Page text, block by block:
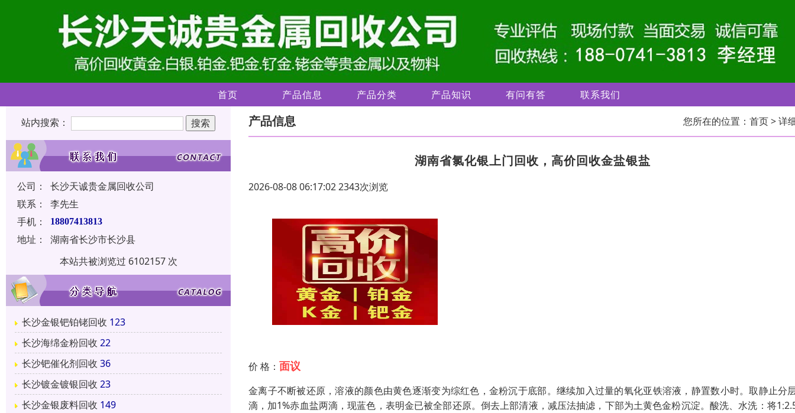
首页 产品信息 产品分类 产品知识 有问有答 联系我们
站内搜索：
公司：
长沙天诚贵金属回收公司
联系：
李先生
手机：
18807413813
地址：
湖南省长沙市长沙县
本站共被浏览过 6102157 次
长沙金银钯铂铑回收 123
长沙海绵金粉回收 22
长沙钯催化剂回收 36
长沙镀金镀银回收 23
长沙金银废料回收 149
产品信息 您所在的位置： 首页> 详
湖南省氯化银上门回收，高价回收金盐银盐
2026-08-08 06:17:02 2343次浏览
价 格： 面议
金离子不断被还原，溶液的颜色由黄色逐渐变为综红色，金粉沉于底部。继续加入过量的氧化亚铁溶液，静置数小时。取静止分
滴，加1%赤血盐两滴，现蓝色，表明金已被全部还原。倒去上部清液，减压法抽滤，下部为土黄色金粉沉淀。酸洗、水洗：将